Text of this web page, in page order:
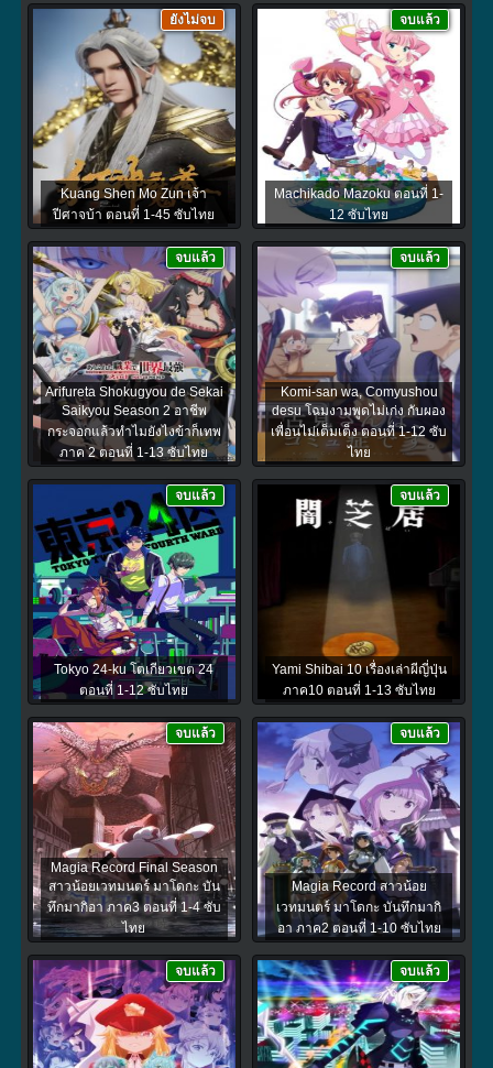
Kuang Shen Mo Zun เจ้า
ปีศาจบ้า ตอนที่ 1-45 ซับไทย
ยังไม่จบ
Machikado Mazoku ตอนที่ 1-
12 ซับไทย
จบแล้ว
Arifureta Shokugyou de Sekai
Saikyou Season 2 อาชีพ
กระจอกแล้วทำไมยังไงข้าก็เทพ
ภาค 2 ตอนที่ 1-13 ซับไทย
จบแล้ว
Komi-san wa, Comyushou
desu โฉมงามพูดไม่เก่ง กับผอง
เพื่อนไม่เต็มเต็ง ตอนที่ 1-12 ซับ
ไทย
จบแล้ว
Tokyo 24-ku โตเกียวเขต 24
ตอนที่ 1-12 ซับไทย
จบแล้ว
Yami Shibai 10 เรื่องเล่าผีญี่ปุ่น
ภาค10 ตอนที่ 1-13 ซับไทย
จบแล้ว
Magia Record Final Season
สาวน้อยเวทมนตร์ มาโดกะ บัน
ทึกมากิอา ภาค3 ตอนที่ 1-4 ซับ
ไทย
จบแล้ว
Magia Record สาวน้อย
เวทมนตร์ มาโดกะ บันทึกมากิ
อา ภาค2 ตอนที่ 1-10 ซับไทย
จบแล้ว
จบแล้ว จบแล้ว